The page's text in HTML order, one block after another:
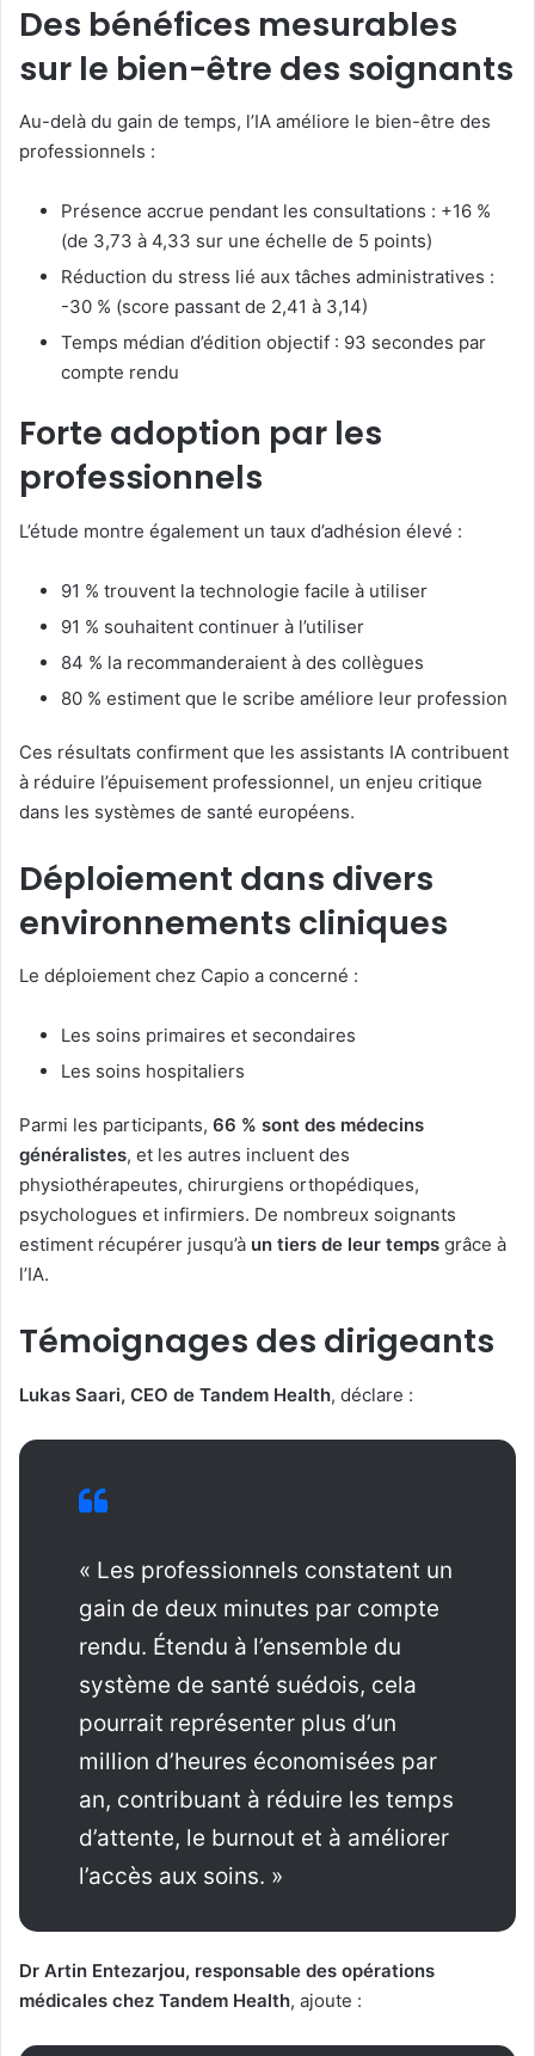
Des bénéfices mesurables
sur le bien-être des soignants
Au-delà du gain de temps, l’IA améliore le bien-être des
professionnels :
Présence accrue pendant les consultations : +16 %
(de 3,73 à 4,33 sur une échelle de 5 points)
Réduction du stress lié aux tâches administratives :
-30 % (score passant de 2,41 à 3,14)
Temps médian d’édition objectif : 93 secondes par
compte rendu
Forte adoption par les
professionnels
L’étude montre également un taux d’adhésion élevé :
91 % trouvent la technologie facile à utiliser
91 % souhaitent continuer à l’utiliser
84 % la recommanderaient à des collègues
80 % estiment que le scribe améliore leur profession
Ces résultats confirment que les assistants IA contribuent
à réduire l’épuisement professionnel, un enjeu critique
dans les systèmes de santé européens.
Déploiement dans divers
environnements cliniques
Le déploiement chez Capio a concerné :
Les soins primaires et secondaires
Les soins hospitaliers
Parmi les participants, 66 % sont des médecins
généralistes, et les autres incluent des
physiothérapeutes, chirurgiens orthopédiques,
psychologues et infirmiers. De nombreux soignants
estiment récupérer jusqu’à un tiers de leur temps grâce à
l’IA.
Témoignages des dirigeants
Lukas Saari, CEO de Tandem Health, déclare :
« Les professionnels constatent un
gain de deux minutes par compte
rendu. Étendu à l’ensemble du
système de santé suédois, cela
pourrait représenter plus d’un
million d’heures économisées par
an, contribuant à réduire les temps
d’attente, le burnout et à améliorer
l’accès aux soins. »
Dr Artin Entezarjou, responsable des opérations
médicales chez Tandem Health, ajoute :